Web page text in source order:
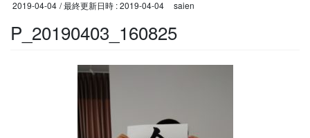
2019-04-04 / 最終更新日時 :2019-04-04 saien
P_20190403_160825